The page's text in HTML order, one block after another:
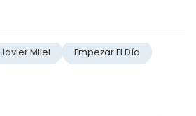
Javier Milei Empezar El Día